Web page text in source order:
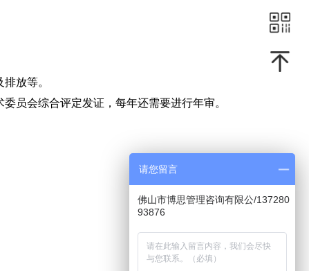
放等。
员会综合评定发证，每年还需要进行年审。
请您留言
佛山市博思管理咨询有限公/137280
93876